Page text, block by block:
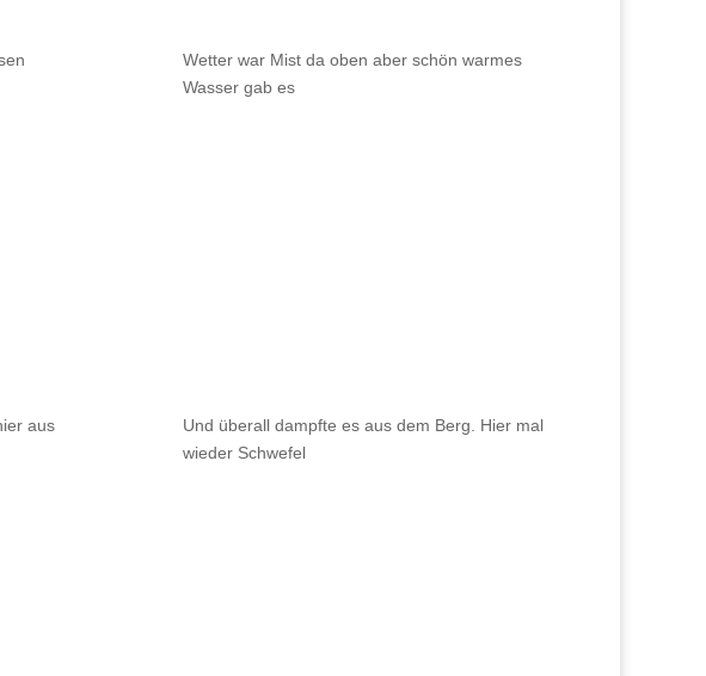
Wetter war Mist da oben aber schön warmes
Wasser gab es
aus
Und überall dampfte es aus dem Berg. Hier mal
wieder Schwefel